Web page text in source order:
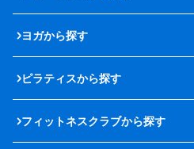
ヨガから探す
ピラティスから探す
フィットネスクラブから探す